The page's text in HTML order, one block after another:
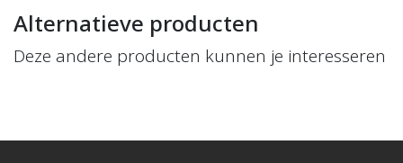
Alternatieve producten
Deze andere producten kunnen je interesseren